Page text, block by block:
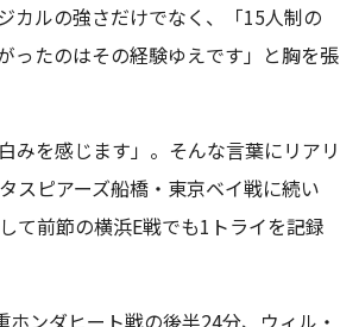
カルの強さだけでなく、「15人制の
ったのはその経験ゆえです」と胸を張
みを感じます」。そんな言葉にリアリ
スピアーズ船橋・東京ベイ戦に続い
て前節の横浜E戦でも1トライを記録
ンダヒート戦の後半24分、ウィル・